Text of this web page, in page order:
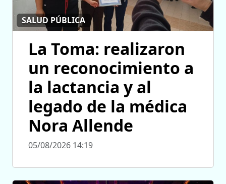
SALUD PÚBLICA
La Toma: realizaron
un reconocimiento a
la lactancia y al
legado de la médica
Nora Allende
05/08/2026 14:19